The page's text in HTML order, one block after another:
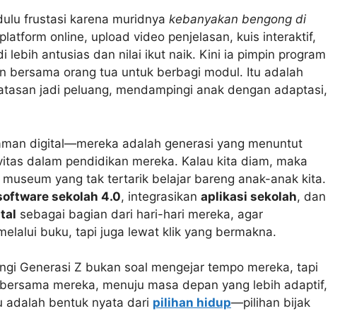
frustasi karena muridnya kebanyakan bengong di
online, upload video penjelasan, kuis interaktif,
antusias dan nilai ikut naik. Kini ia pimpin program
bersama orang tua untuk berbagi modul. Itu adalah
jadi peluang, mendampingi anak dengan adaptasi,
digital—mereka adalah generasi yang menuntut
dalam pendidikan mereka. Kalau kita diam, maka
yang tak tertarik belajar bareng anak-anak kita.
sekolah 4.0, integrasikan aplikasi sekolah, dan
sebagai bagian dari hari-hari mereka, agar
buku, tapi juga lewat klik yang bermakna.
Generasi Z bukan soal mengejar tempo mereka, tapi
mereka, menuju masa depan yang lebih adaptif,
adalah bentuk nyata dari pilihan hidup—pilihan bijak